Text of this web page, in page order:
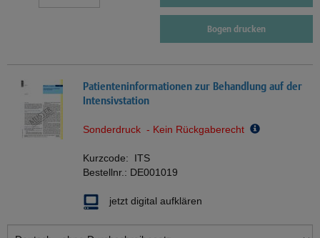
Bogen drucken
Patienteninformationen zur Behandlung auf der
Intensivstation
Sonderdruck - Kein Rückgaberecht
Kurzcode: ITS
Bestellnr.: DE001019
jetzt digital aufklären